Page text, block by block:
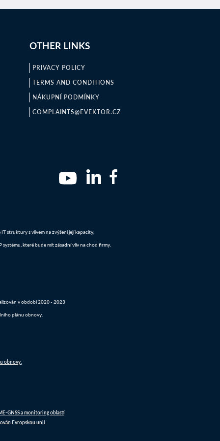
OTHER LINKS
PRIVACY POLICY
TERMS AND CONDITIONS
NÁKUPNÍ PODMÍNKY
COMPLAINTS@EVEKTOR.CZ
struktury s vlivem na zvýšení její kapacity,
které bude mít zásadní vliv na chod firmy.
v období 2020 - 2023
plánu obnovy.
obnovy.
GNSS a monitoring oblastí
Evropskou unií.